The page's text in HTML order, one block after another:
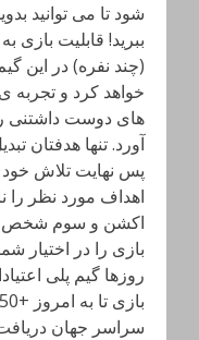
شود تا می توانید
ببرید! قابلیت بازی
(چند نفره) در این
خواهد کرد و تجربه
های دوست داشتنی
آورد. تنها هدفتان
پس نهایت تلاش خود
اهداف مورد نظر را
اکشن و سوم شخص
بازی را در اختیار
روزها گیم پلی
سراسر جهان